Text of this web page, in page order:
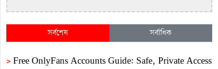
সর্বশেষ সর্বাধিক
> Free OnlyFans Accounts Guide: Safe, Private Access